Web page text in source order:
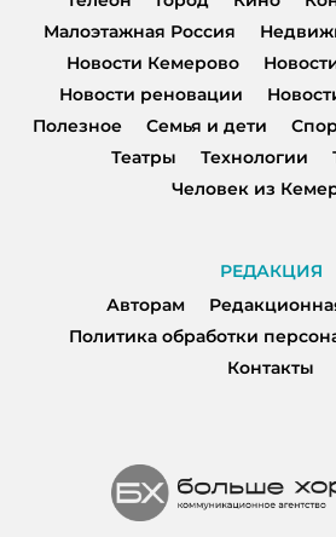
Малоэтажная Россия
Новости Кемерово
Новости реновации
Полезное
Семья и дети
Театры
Технологии
Человек из
РЕДАКЦИЯ
Авторам
Политика обработки
Контакты